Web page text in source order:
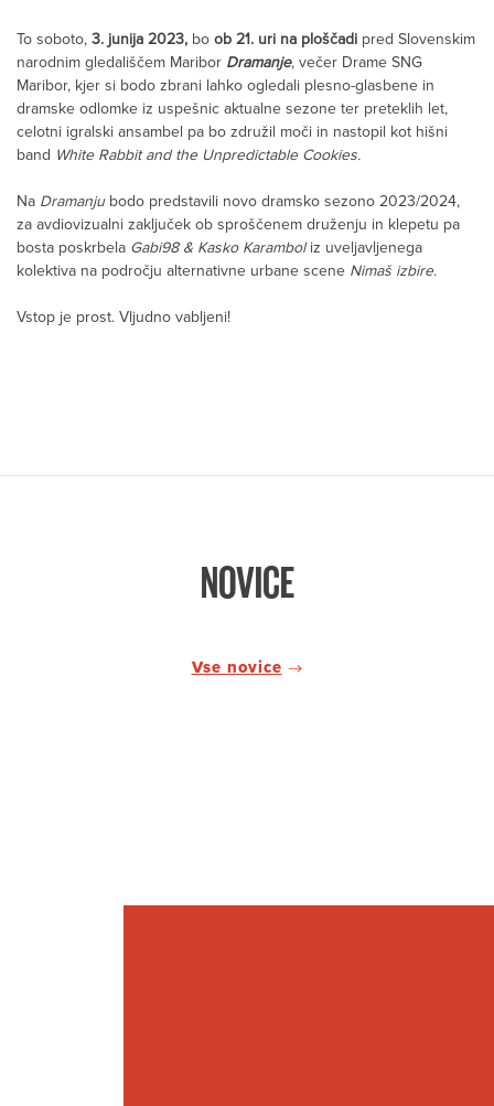
To soboto, 3. junija 2023, bo ob 21. uri na ploščadi pred Slovenskim
narodnim gledališčem Maribor Dramanje, večer Drame SNG
Maribor, kjer si bodo zbrani lahko ogledali plesno-glasbene in
dramske odlomke iz uspešnic aktualne sezone ter preteklih let,
celotni igralski ansambel pa bo združil moči in nastopil kot hišni
band White Rabbit and the Unpredictable Cookies.
Na Dramanju bodo predstavili novo dramsko sezono 2023/2024,
za avdiovizualni zaključek ob sproščenem druženju in klepetu pa
bosta poskrbela Gabi98 & Kasko Karamboliz uveljavljenega
kolektiva na področju alternativne urbane scene Nimaš izbire.
Vstop je prost. Vljudno vabljeni!
NOVICE
Vse novice